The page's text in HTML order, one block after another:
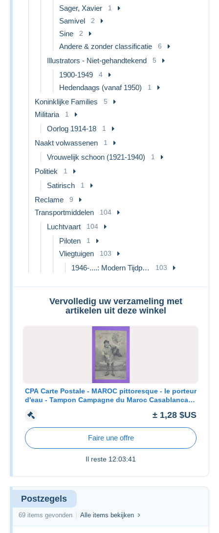
Sager, Xavier 1
Samivel 2
Sine 2
Andere & zonder classificatie 6
Illustrators - Niet-gehandtekend 5
1900-1949 4
Hedendaags (vanaf 1950) 1
Koninklijke Families 5
Militaria 1
Oorlog 1914-18 1
Naakt volwassenen 1
Vrouwelijk schoon (1921-1940) 1
Politiek 1
Satirisch 1
Reclame 9
Transportmiddelen 104
Luchtvaart 104
Piloten 1
Vliegtuigen 103
1946-....: Modern Tijdperk 103
Vervolledig uw verzameling met
artikelen uit deze winkel
CPA Carte Postale - MAROC pittoresque - le porteur
d'eau - Tampon Campagne du Maroc Casablanca -
± 1,28 $US
Faire une offre
Il reste 12:03:41
Postzegels
69 items gevonden Alle items bekijken